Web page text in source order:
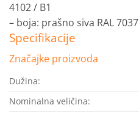
4102 / B1
– boja: prašno siva RAL 7037
Specifikacije
Značajke proizvoda
Dužina:
Nominalna veličina: